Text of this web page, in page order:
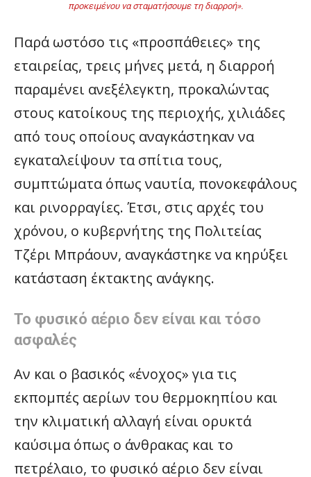
προκειμένου να σταματήσουμε τη διαρροή».
Παρά ωστόσο τις «προσπάθειες» της
εταιρείας, τρεις μήνες μετά, η διαρροή
παραμένει ανεξέλεγκτη, προκαλώντας
στους κατοίκους της περιοχής, χιλιάδες
από τους οποίους αναγκάστηκαν να
εγκαταλείψουν τα σπίτια τους,
συμπτώματα όπως ναυτία, πονοκεφάλους
και ρινορραγίες. Έτσι, στις αρχές του
χρόνου, ο κυβερνήτης της Πολιτείας
Τζέρι Μπράουν, αναγκάστηκε να κηρύξει
κατάσταση έκτακτης ανάγκης.
Το φυσικό αέριο δεν είναι και τόσο
ασφαλές
Αν και ο βασικός «ένοχος» για τις
εκπομπές αερίων του θερμοκηπίου και
την κλιματική αλλαγή είναι ορυκτά
καύσιμα όπως ο άνθρακας και το
πετρέλαιο, το φυσικό αέριο δεν είναι